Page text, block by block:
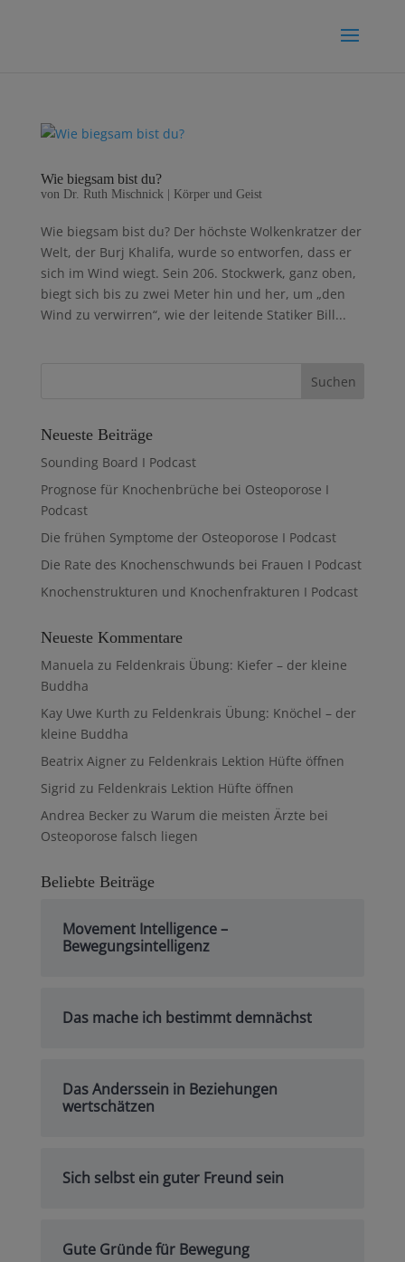
Wie biegsam bist du?
von Dr. Ruth Mischnick| Körper und Geist
Wie biegsam bist du? Der höchste Wolkenkratzer der
Welt, der Burj Khalifa, wurde so entworfen, dass er
sich im Wind wiegt. Sein 206. Stockwerk, ganz oben,
biegt sich bis zu zwei Meter hin und her, um „den
Wind zu verwirren“, wie der leitende Statiker Bill...
Neueste Beiträge
Sounding Board I Podcast
Prognose für Knochenbrüche bei Osteoporose I
Podcast
Die frühen Symptome der Osteoporose I Podcast
Die Rate des Knochenschwunds bei Frauen I Podcast
Knochenstrukturen und Knochenfrakturen I Podcast
Neueste Kommentare
Manuela zu Feldenkrais Übung: Kiefer – der kleine
Buddha
Kay Uwe Kurth zu Feldenkrais Übung: Knöchel – der
kleine Buddha
Beatrix Aignerzu Feldenkrais Lektion Hüfte öffnen
Sigrid zu Feldenkrais Lektion Hüfte öffnen
Andrea Beckerzu Warum die meisten Ärzte bei
Osteoporose falsch liegen
Beliebte Beiträge
Movement Intelligence –
Bewegungsintelligenz
Das mache ich bestimmt demnächst
Das Anderssein in Beziehungen
wertschätzen
Sich selbst ein guter Freund sein
Gute Gründe für Bewegung